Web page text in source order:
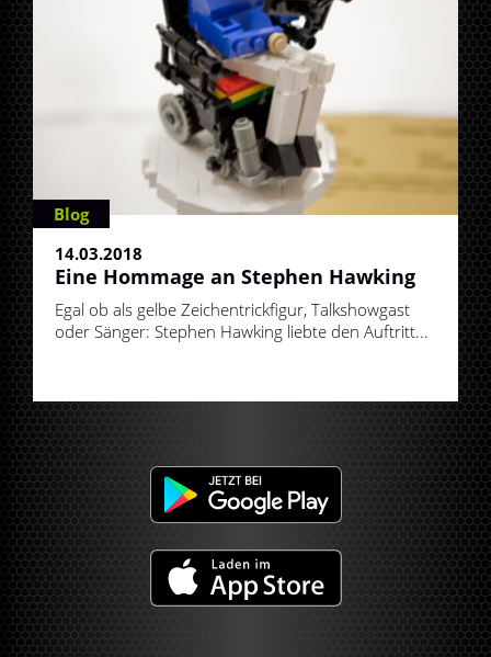
Blog
14.03.2018
Eine Hommage an Stephen Hawking
Egal ob als gelbe Zeichentrickfigur, Talkshowgast
oder Sänger: Stephen Hawking liebte den Auftritt...